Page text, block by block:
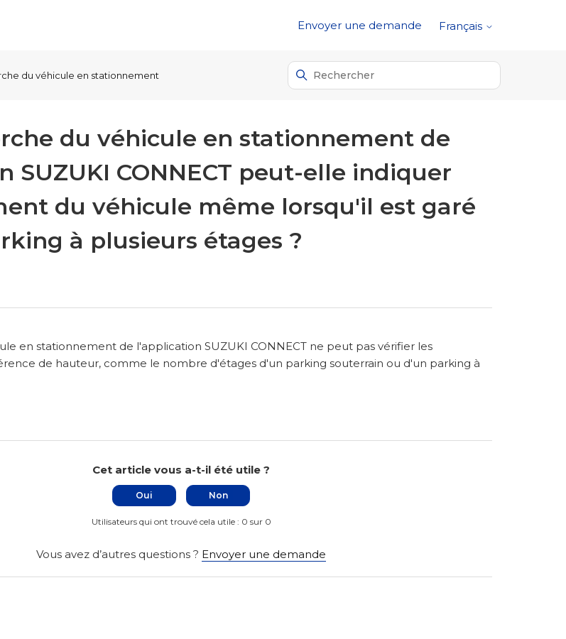
Envoyer une demande Français
du véhicule en stationnement
du véhicule en stationnement de
SUZUKI CONNECT peut-elle indiquer
du véhicule même lorsqu'il est garé
à plusieurs étages ?
en stationnement de l'application SUZUKI CONNECT ne peut pas vérifier les
de hauteur, comme le nombre d'étages d'un parking souterrain ou d'un parking à
Cet article vous a-t-il été utile ?
Oui Non
Utilisateurs qui ont trouvé cela utile : 0 sur 0
Vous avez d’autres questions ? Envoyer une demande